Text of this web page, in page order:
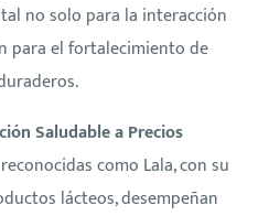
no solo para la interacción
para el fortalecimiento de
Saludable a Precios
como Lala, con su
lácteos, desempeñan